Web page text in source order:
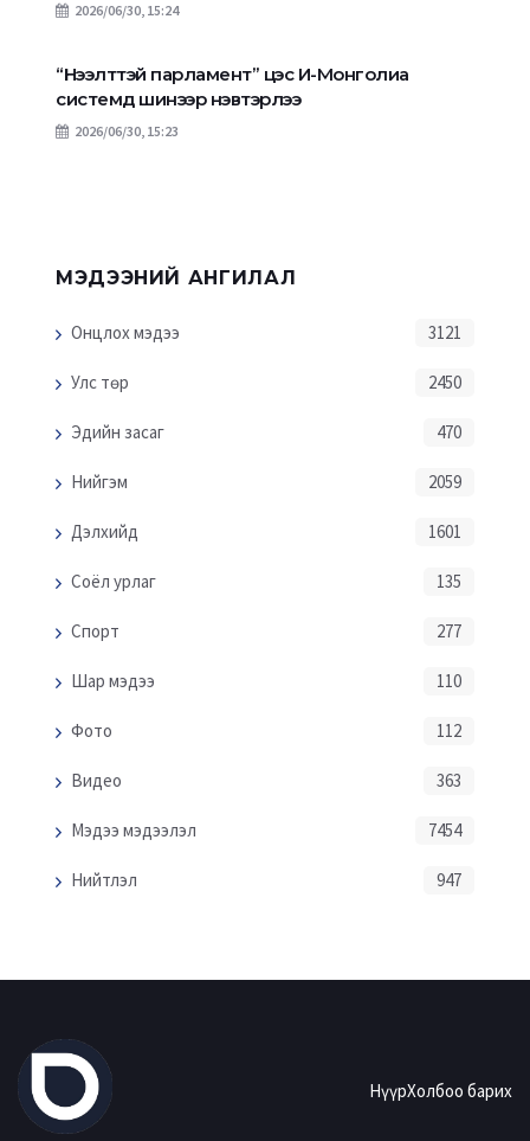
2026/06/30, 15:24
“Нээлттэй парламент” цэс И-Монголиа
системд шинээр нэвтэрлээ
2026/06/30, 15:23
МЭДЭЭНИЙ АНГИЛАЛ
Онцлох мэдээ 3121
Улс төр 2450
Эдийн засаг 470
Нийгэм 2059
Дэлхийд 1601
Соёл урлаг 135
Спорт 277
Шар мэдээ 110
Фото 112
Видео 363
Мэдээ мэдээлэл 7454
Нийтлэл 947
НүүрХолбоо барих